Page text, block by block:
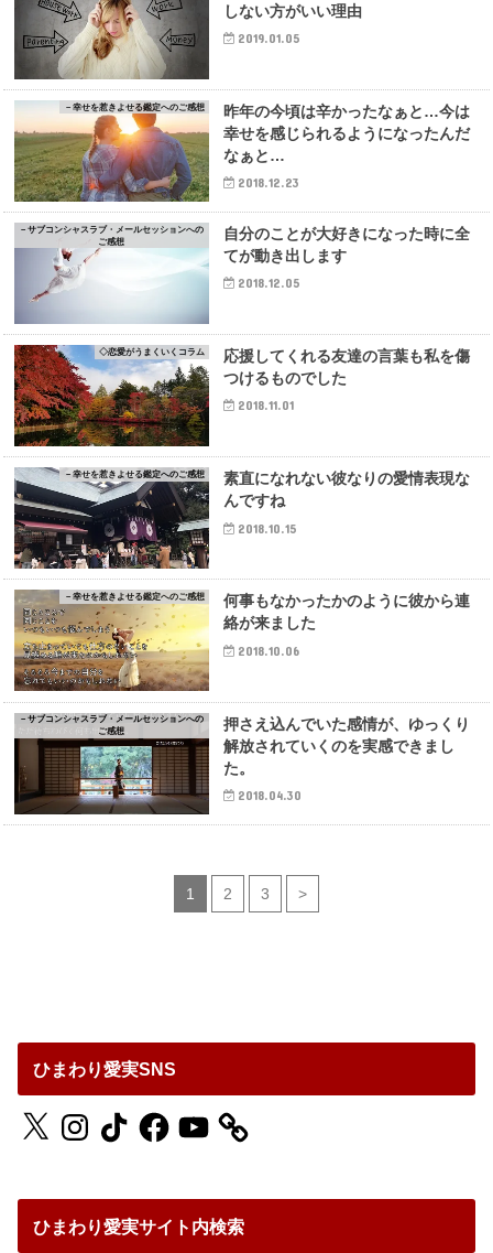
しない方がいい理由
2019.01.05
－幸せを惹きよせる鑑定へのご感想
昨年の今頃は辛かったなぁと…今は
幸せを感じられるようになったんだ
なぁと…
2018.12.23
－サブコンシャスラブ・メールセッションへの
ご感想
自分のことが大好きになった時に全
てが動き出します
2018.12.05
◇恋愛がうまくいくコラム
応援してくれる友達の言葉も私を傷
つけるものでした
2018.11.01
－幸せを惹きよせる鑑定へのご感想
素直になれない彼なりの愛情表現な
んですね
2018.10.15
－幸せを惹きよせる鑑定へのご感想
何事もなかったかのように彼から連
絡が来ました
2018.10.06
－サブコンシャスラブ・メールセッションへの
ご感想
押さえ込んでいた感情が、ゆっくり
解放されていくのを実感できまし
た。
2018.04.30
1 2 3 >
ひまわり愛実SNS
X InstagramTikTokFacebookYouTube
ひまわり愛実サイト内検索